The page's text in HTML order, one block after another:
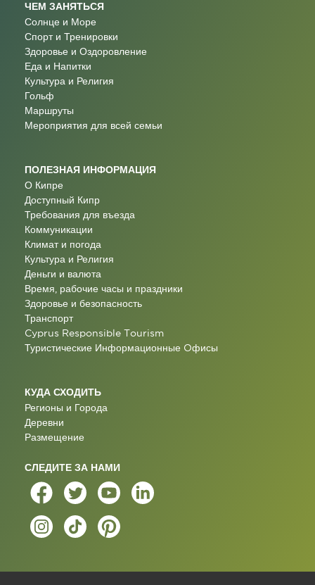
ЧЕМ ЗАНЯТЬСЯ
Солнце и Море
Спорт и Тренировки
Здоровье и Оздоровление
Еда и Напитки
Культура и Религия
Гольф
Маршруты
Мероприятия для всей семьи
ПОЛЕЗНАЯ ИНФОРМАЦИЯ
О Кипре
Доступный Кипр
Требования для въезда
Коммуникации
Климат и погода
Культура и Религия
Деньги и валюта
Время, рабочие часы и праздники
Здоровье и безопасность
Транспорт
Cyprus Responsible Tourism
Туристические Информационные Oфисы
КУДА СХОДИТЬ
Регионы и Города
Деревни
Размещение
СЛЕДИТЕ ЗА НАМИ